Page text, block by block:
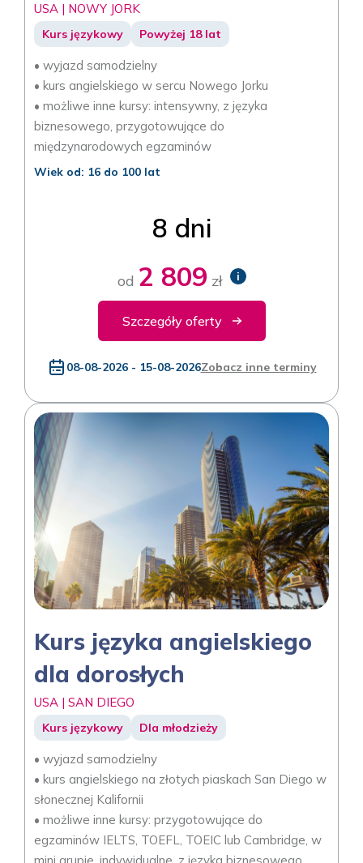
USA | NOWY JORK
Kurs językowy Powyżej 18 lat
• wyjazd samodzielny
• kurs angielskiego w sercu Nowego Jorku
• możliwe inne kursy: intensywny, z języka
biznesowego, przygotowujące do
międzynarodowych egzaminów
Wiek od: 16 do 100 lat
8 dni
od 2 809 zł i
Szczegóły oferty
08-08-2026 - 15-08-2026Zobacz inne terminy
Kurs języka angielskiego
dla dorosłych
USA | SAN DIEGO
Kurs językowy Dla młodzieży
• wyjazd samodzielny
• kurs angielskiego na złotych piaskach San Diego w
słonecznej Kalifornii
• możliwe inne kursy: przygotowujące do
egzaminów IELTS, TOEFL, TOEIC lub Cambridge, w
mini grupie, indywidualne, z języka biznesowego